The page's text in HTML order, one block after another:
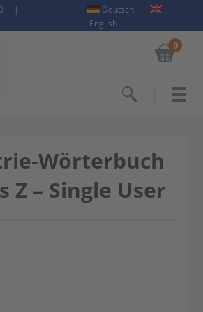
|
Deutsch
English
0
Wörterbuch
Z – Single User